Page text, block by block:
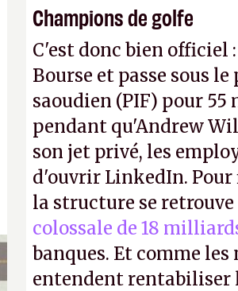
Champions de golfe
C'est donc bien
Bourse et passe sous
saoudien (PIF) pour
pendant qu'Andrew
son jet privé, les
d'ouvrir LinkedIn. Pour
la structure se retrouve
colossale de 18
banques. Et comme
entendent rentabiliser